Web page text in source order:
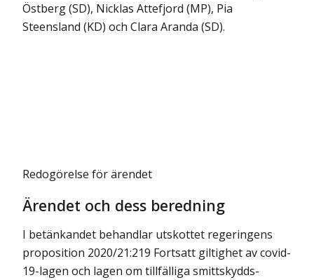
Östberg (SD), Nicklas Attefjord (MP), Pia
Steensland (KD) och Clara Aranda (SD).
Redogörelse för ärendet
Ärendet och dess beredning
I betänkandet behandlar utskottet regeringens
proposition 2020/21:219 Fortsatt giltighet av covid-
19-lagen och lagen om tillfälliga smittskydds­